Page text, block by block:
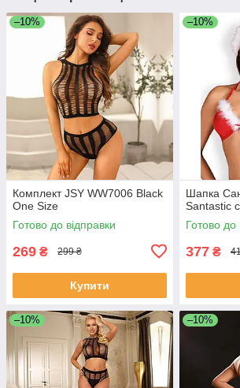
–10%
Комплект JSY WW7006 Black
One Size
Готово до відправки
269 ₴ 299 ₴
Купити
–10%
Шапка
Santastic
Готово до
377 ₴
–10% –10%